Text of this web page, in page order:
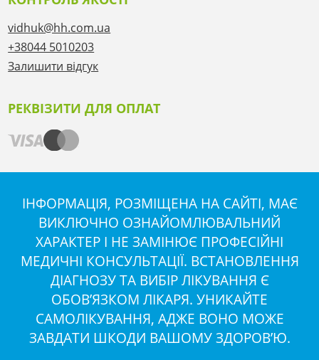
vidhuk@hh.com.ua
+38044 5010203
Залишити відгук
РЕКВІЗИТИ ДЛЯ ОПЛАТ
ІНФОРМАЦІЯ, РОЗМІЩЕНА НА САЙТІ, МАЄ
ВИКЛЮЧНО ОЗНАЙОМЛЮВАЛЬНИЙ
ХАРАКТЕР І НЕ ЗАМІНЮЄ ПРОФЕСІЙНІ
МЕДИЧНІ КОНСУЛЬТАЦІЇ. ВСТАНОВЛЕННЯ
ДІАГНОЗУ ТА ВИБІР ЛІКУВАННЯ Є
ОБОВ’ЯЗКОМ ЛІКАРЯ. УНИКАЙТЕ
САМОЛІКУВАННЯ, АДЖЕ ВОНО МОЖЕ
ЗАВДАТИ ШКОДИ ВАШОМУ ЗДОРОВ’Ю.